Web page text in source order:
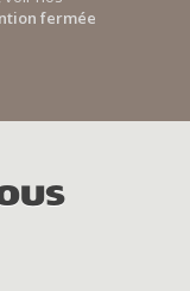
fermée